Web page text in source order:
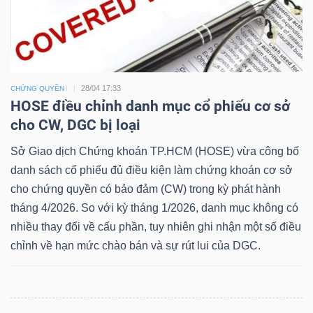
CHỨNG QUYỀN 28/04 17:33
HOSE điều chỉnh danh mục cổ phiếu cơ sở
cho CW, DGC bị loại
Sở Giao dịch Chứng khoán TP.HCM (HOSE) vừa công bố
danh sách cổ phiếu đủ điều kiện làm chứng khoán cơ sở
cho chứng quyền có bảo đảm (CW) trong kỳ phát hành
tháng 4/2026. So với kỳ tháng 1/2026, danh mục không có
nhiều thay đổi về cấu phần, tuy nhiên ghi nhận một số điều
chỉnh về hạn mức chào bán và sự rút lui của DGC.
Dữ
liệu
tài
chính